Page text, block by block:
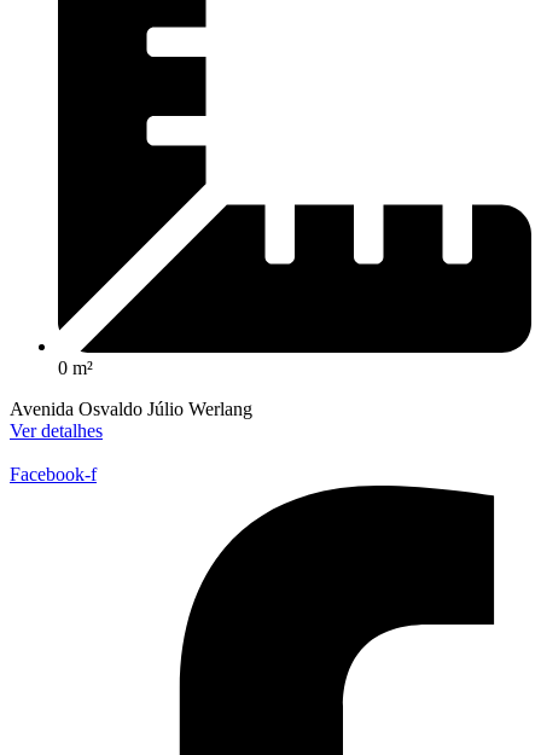
0 m²
Avenida Osvaldo Júlio Werlang
Ver detalhes
Facebook-f